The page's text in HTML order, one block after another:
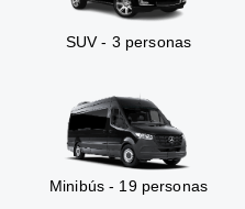
SUV - 3 personas
Minibús - 19 personas